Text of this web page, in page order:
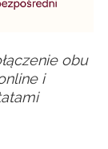
obu
i